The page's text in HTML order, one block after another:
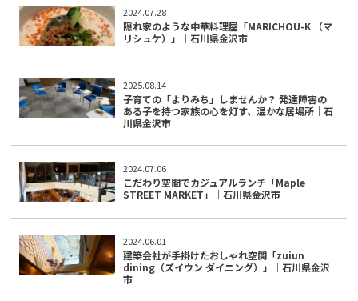
2024.07.28
隠れ家のような中華料理屋「MARICHOU-K （マ
リシュケ）」｜石川県金沢市
2025.08.14
子育ての「よりみち」しませんか？ 発達障害の
ある子を持つ家族の心を灯す、温かな居場所｜石
川県金沢市
2024.07.06
こだわり空間でカジュアルランチ「Maple
STREET MARKET」｜石川県金沢市
2024.06.01
建築会社が手掛けたおしゃれ空間「zuiun
dining（ズイウン ダイニング）」｜石川県金沢
市